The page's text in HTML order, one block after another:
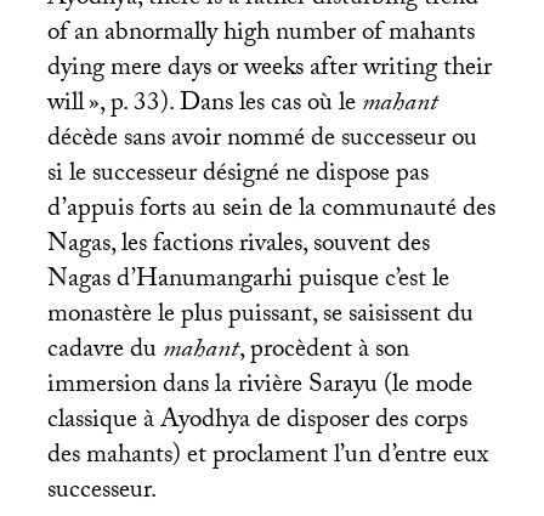
of an abnormally high number of mahants
dying mere days or weeks after writing their
will», p. 33). Dans les cas où lemahant
décède sans avoir nommé de successeur ou
si le successeur désigné ne dispose pas
d’appuis forts au sein de la communauté des
Nagas, les factions rivales, souvent des
Nagas d’Hanumangarhi puisque c’est le
monastère le plus puissant, se saisissent du
cadavre dumahant, procèdent à son
immersion dans la rivière Sarayu (le mode
classique à Ayodhya de disposer des corps
des mahants) et proclament l’un d’entre eux
successeur.